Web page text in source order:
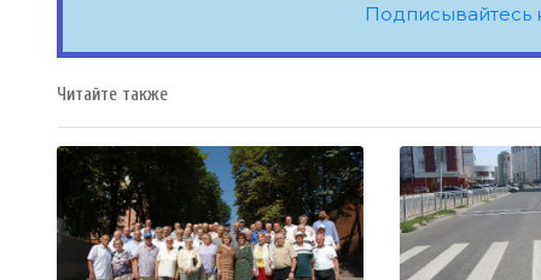
Подписывайтесь
Читайте также